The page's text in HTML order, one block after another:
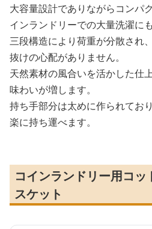
大容量設計でありながらコンパ
インランドリーでの大量洗濯に
三段構造により荷重が分散され
抜けの心配がありません。
天然素材の風合いを活かした仕
味わいが増します。
持ち手部分は太めに作られてお
楽に持ち運べます。
コインランドリー用コ
スケット